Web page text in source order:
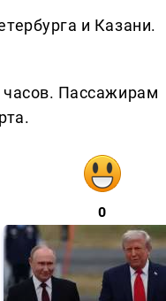
и Казани.
Пассажирам
0